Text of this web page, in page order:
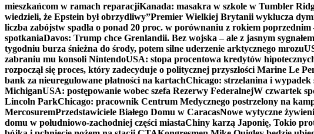
mieszkańcom w ramach reparacjiKanada: masakra w szkole w Tumbler
wiedzieli, że Epstein był obrzydliwy”Premier Wielkiej Brytanii wyklucza
liczba zabójstw spadła o ponad 20 proc. w porównaniu z rokiem
spotkaniaDavos: Trump chce Grenlandii. Bez wojska – ale z jasnym
tygodniu burza śnieżna do środy, potem silne uderzenie arktycznego mrozu
zabraniu mu konsoli NintendoUSA: stopa procentowa kredytów
rozpoczął się proces, który zadecyduje o politycznej przyszłości Marine Le
bank za nieuregulowane płatności na kartachChicago: strzelanina i
MichiganUSA: postępowanie wobec szefa Rezerwy FederalnejW czwartek
Lincoln ParkChicago: pracownik Centrum Medycznego postrzelony na
MercosuremPrzedstawiciele Białego Domu w CaracasNowe wytyczne
domu w południowo-zachodniej części miastaChiny karzą Japonię, Tokio